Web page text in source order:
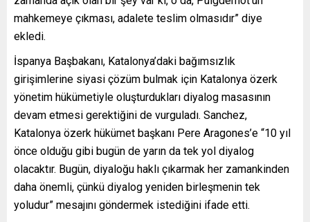
mahkemeye çıkması, adalete teslim olmasıdır” diye
ekledi.
İspanya Başbakanı, Katalonya’daki bağımsızlık
girişimlerine siyasi çözüm bulmak için Katalonya özerk
yönetim hükümetiyle oluşturdukları diyalog masasının
devam etmesi gerektiğini de vurguladı. Sanchez,
Katalonya özerk hükümet başkanı Pere Aragones’e “10 yıl
önce olduğu gibi bugün de yarın da tek yol diyalog
olacaktır. Bugün, diyaloğu haklı çıkarmak her zamankinden
daha önemli, çünkü diyalog yeniden birleşmenin tek
yoludur” mesajını göndermek istediğini ifade etti.